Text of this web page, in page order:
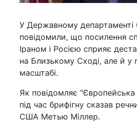
У Державному
повідомили, що посилення
Іраном і Росією сприяє
на Близькому Сході, але й у
масштабі.
Як повідомляє
під час брифігну сказав
США Метью Міллер.